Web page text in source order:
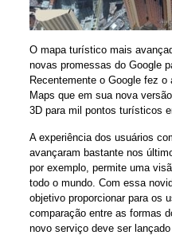
O mapa turístico mais
novas promessas do Google
Recentemente o Google fez o
Maps que em sua nova
3D para mil pontos turísticos
A experiência dos usuários
avançaram bastante nos
por exemplo, permite uma
todo o mundo. Com essa
objetivo proporcionar para os
comparação entre as formas
novo serviço deve ser